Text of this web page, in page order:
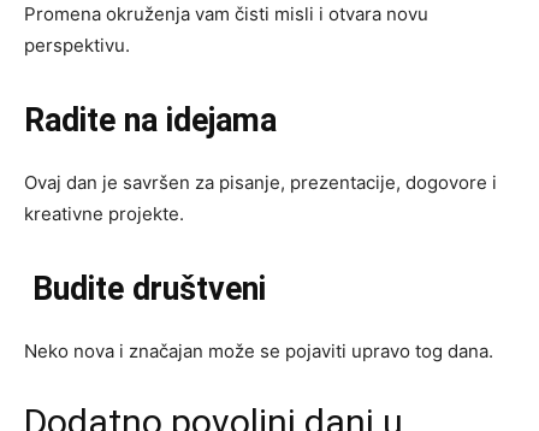
Promena okruženja vam čisti misli i otvara novu
perspektivu.
Radite na idejama
Ovaj dan je savršen za pisanje, prezentacije, dogovore i
kreativne projekte.
Budite društveni
Neko nova i značajan može se pojaviti upravo tog dana.
Dodatno povoljni dani u